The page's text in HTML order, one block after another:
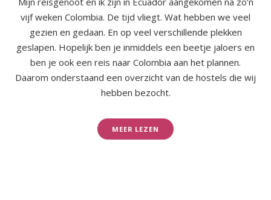
vijf weken Colombia. De tijd vliegt. Wat hebben we veel
gezien en gedaan. En op veel verschillende plekken
geslapen. Hopelijk ben je inmiddels een beetje jaloers en
ben je ook een reis naar Colombia aan het plannen.
Daarom onderstaand een overzicht van de hostels die wij
hebben bezocht.
MEER LEZEN